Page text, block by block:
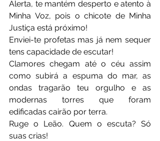
Alerta, te mantém desperto e atento à
Minha Voz, pois o chicote de Minha
Justiça está próximo!
Enviei-te profetas mas já nem sequer
tens capacidade de escutar!
Clamores chegam até o céu assim
como subirá a espuma do mar, as
ondas tragarão teu orgulho e as
modernas torres que foram
edificadas cairão por terra.
Ruge o Leão. Quem o escuta? Só
suas crias!